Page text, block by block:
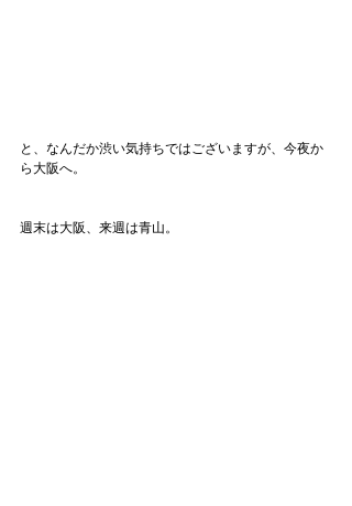
と、なんだか渋い気持ちではございますが、今夜か
ら大阪へ。
週末は大阪、来週は青山。